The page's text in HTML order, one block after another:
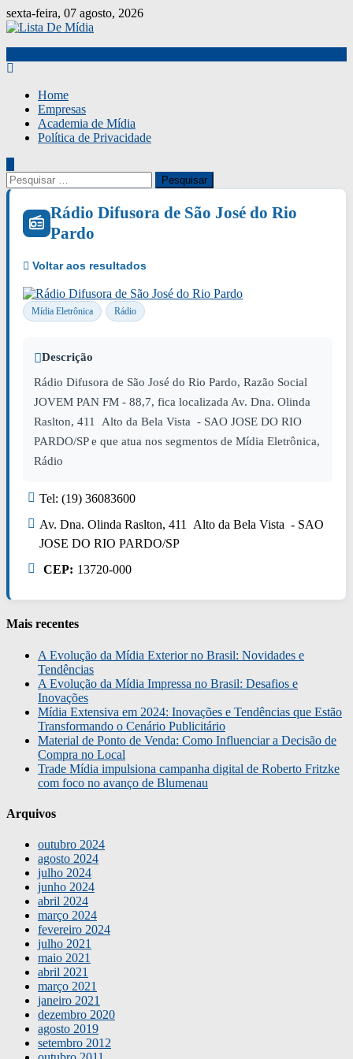
Skip
to
sexta-feira, 07 agosto, 2026
Home
Empresas
Academia de Mídia
Política de Privacidade
Pesquisar
por:
Rádio Difusora de São José do Rio
Pardo
Mídia Eletrônica Rádio
Descrição
Rádio Difusora de São José do Rio Pardo, Razão Social
JOVEM PAN FM - 88,7, fica localizada Av. Dna. Olinda
Raslton, 411 Alto da Bela Vista - SAO JOSE DO RIO
PARDO/SP e que atua nos segmentos de Mídia Eletrônica,
Rádio
Tel: (19) 36083600
Av. Dna. Olinda Raslton, 411 Alto da Bela Vista - SAO
JOSE DO RIO PARDO/SP
CEP: 13720-000
Mais recentes
A Evolução da Mídia Exterior no Brasil: Novidades e
Tendências
A Evolução da Mídia Impressa no Brasil: Desafios e
Inovações
Mídia Extensiva em 2024: Inovações e Tendências que Estão
Transformando o Cenário Publicitário
Material de Ponto de Venda: Como Influenciar a Decisão de
Compra no Local
Trade Mídia impulsiona campanha digital de Roberto Fritzke
com foco no avanço de Blumenau
Arquivos
outubro 2024
agosto 2024
julho 2024
junho 2024
abril 2024
março 2024
fevereiro 2024
julho 2021
maio 2021
abril 2021
março 2021
janeiro 2021
dezembro 2020
agosto 2019
setembro 2012